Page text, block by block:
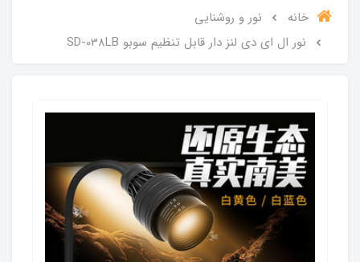
خانه
نور و روشنایی
نور ال ای دی لنز دار قابل تنظیم سوبو SD-038LB